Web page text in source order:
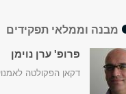
מבנה וממלאי תפקידים
פרופ' ערן נוימן
דקאן הפקולטה